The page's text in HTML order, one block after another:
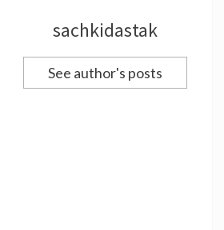
sachkidastak
See author's posts